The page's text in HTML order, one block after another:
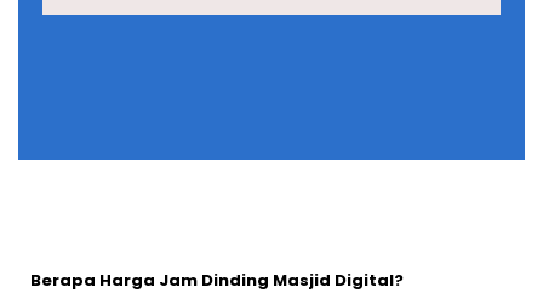
Berapa Harga Jam Dinding Masjid Digital?